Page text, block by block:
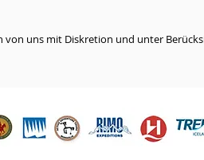
von uns mit Diskretion und unter